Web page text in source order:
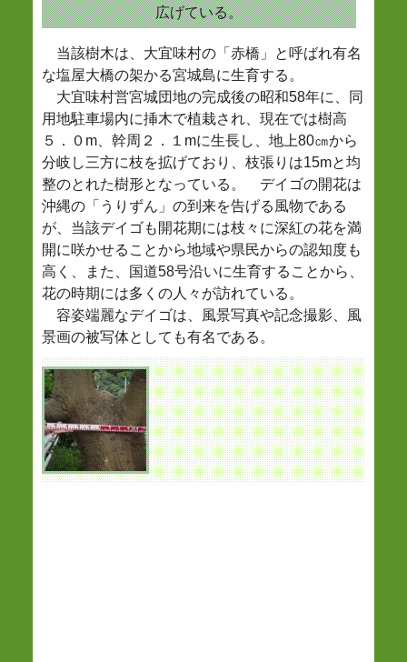
広げている。
当該樹木は、大宜味村の「赤橋」と呼ばれ有名
な塩屋大橋の架かる宮城島に生育する。
大宜味村営宮城団地の完成後の昭和58年に、同
用地駐車場内に挿木で植栽され、現在では樹高
５．０m、幹周２．１mに生長し、地上80㎝から
分岐し三方に枝を拡げており、枝張りは15mと均
整のとれた樹形となっている。 デイゴの開花は
沖縄の「うりずん」の到来を告げる風物である
が、当該デイゴも開花期には枝々に深紅の花を満
開に咲かせることから地域や県民からの認知度も
高く、また、国道58号沿いに生育することから、
花の時期には多くの人々が訪れている。
容姿端麗なデイゴは、風景写真や記念撮影、風
景画の被写体としても有名である。